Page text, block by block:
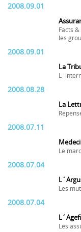
2008.09.01
Facts
les
2008.09.01
La
2008.08.28
La
2008.07.11
Le
2008.07.04
Les
2008.07.04
L´Agefi
Les